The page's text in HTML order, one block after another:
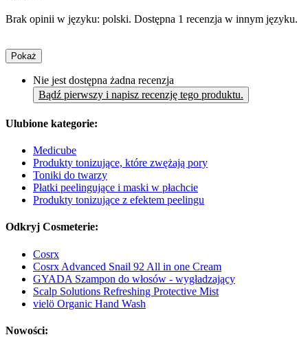
Brak opinii w języku: polski. Dostępna 1 recenzja w innym języku.
Pokaż
Nie jest dostępna żadna recenzja
Bądź pierwszy i napisz recenzję tego produktu.
Ulubione kategorie:
Medicube
Produkty tonizujące, które zwężają pory
Toniki do twarzy
Płatki peelingujące i maski w płachcie
Produkty tonizujące z efektem peelingu
Odkryj Cosmeterie:
Cosrx
Cosrx Advanced Snail 92 All in one Cream
GYADA Szampon do włosów - wygładzający
Scalp Solutions Refreshing Protective Mist
vielö Organic Hand Wash
Nowości: